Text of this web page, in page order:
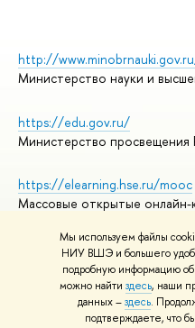
Мы используем файлы
НИУ ВШЭ и большего
подробную информацию об
можно найти здесь, наши
данных –здесь.
подтверждаете, что
http://
Министерство науки и
https://edu.gov.ru/
Министерство просвещения
https://elearning.hse.ru/mooc
Массовые открытые онлайн-
© НИУ ВШЭ 1993–2026
Адреса
Условия использования
Политика конфиденциальности